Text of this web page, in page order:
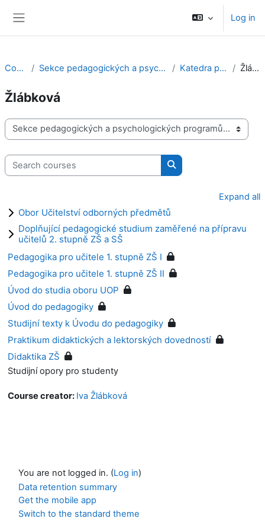
Log in
Courses Sekce pedagogických a psychologických programů Katedra pedagogiky Žlábková
Žlábková
Course categories
Search courses
Search courses
Expand all
Obor Učitelství odborných předmětů
Doplňující pedagogické studium zaměřené na přípravu
učitelů 2. stupně ZŠ a SŠ
Pedagogika pro učitele 1. stupně ZŠ I
Pedagogika pro učitele 1. stupně ZŠ II
Úvod do studia oboru UOP
Úvod do pedagogiky
Studijní texty k Úvodu do pedagogiky
Praktikum didaktických a lektorských dovedností
Didaktika ZŠ
Studijní opory pro studenty
Course creator: Iva Žlábková
You are not logged in. (Log in)
Data retention summary
Get the mobile app
Switch to the standard theme